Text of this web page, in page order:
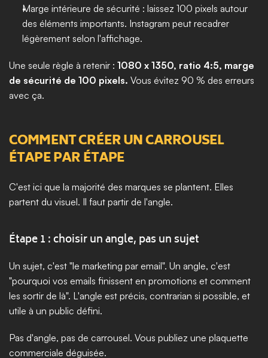
Marge intérieure de sécurité : laissez 100 pixels autour
des éléments importants. Instagram peut recadrer
légèrement selon l'affichage.
Une seule règle à retenir : 1080 x 1350, ratio 4:5, marge
de sécurité de 100 pixels. Vous évitez 90 % des erreurs
avec ça.
COMMENT CRÉER UN CARROUSEL
ÉTAPE PAR ÉTAPE
C'est ici que la majorité des marques se plantent. Elles
partent du visuel. Il faut partir de l'angle.
Étape 1 : choisir un angle, pas un sujet
Un sujet, c'est "le marketing par email". Un angle, c'est
"pourquoi vos emails finissent en promotions et comment
les sortir de là". L'angle est précis, contrarian si possible, et
utile à un public défini.
Pas d'angle, pas de carrousel. Vous publiez une plaquette
commerciale déguisée.